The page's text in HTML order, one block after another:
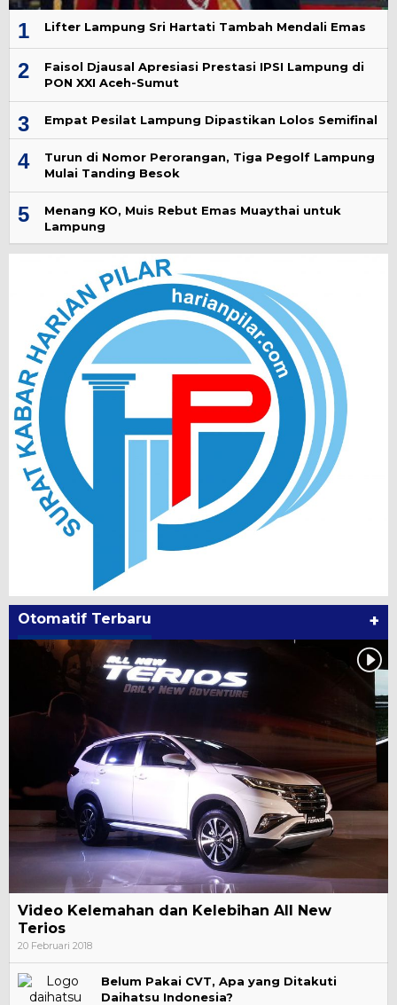
1 Lifter Lampung Sri Hartati Tambah Mendali Emas
2
Faisol Djausal Apresiasi Prestasi IPSI Lampung di
PON XXI Aceh-Sumut
3 Empat Pesilat Lampung Dipastikan Lolos Semifinal
4
Turun di Nomor Perorangan, Tiga Pegolf Lampung
Mulai Tanding Besok
5
Menang KO, Muis Rebut Emas Muaythai untuk
Lampung
Otomatif Terbaru +
Video Kelemahan dan Kelebihan All New
Terios
20 Februari 2018
Belum Pakai CVT, Apa yang Ditakuti
Daihatsu Indonesia?